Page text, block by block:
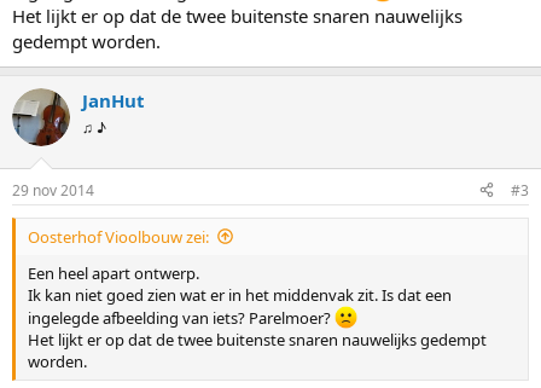
Het lijkt er op dat de twee buitenste snaren nauwelijks
gedempt worden.
JanHut
♫ ♪
29 nov 2014 #3
Oosterhof Vioolbouw zei:
Een heel apart ontwerp.
Ik kan niet goed zien wat er in het middenvak zit. Is dat een
ingelegde afbeelding van iets? Parelmoer?
Het lijkt er op dat de twee buitenste snaren nauwelijks gedempt
worden.